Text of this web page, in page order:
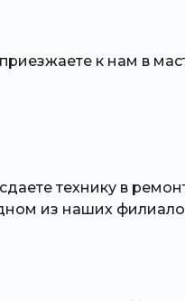
к нам в
технику в
из наших